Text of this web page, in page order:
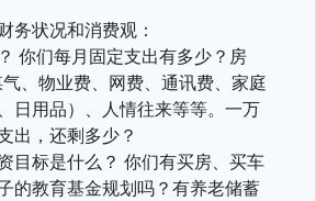
务状况和消费观：
你们每月固定支出有多少？房
、物业费、网费、通讯费、家庭
日用品）、人情往来等等。一万
出，还剩多少？
目标是什么？ 你们有买房、买车
的教育基金规划吗？有养老储蓄